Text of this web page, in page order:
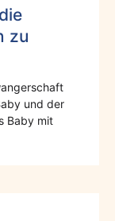
zu
und der
Baby mit